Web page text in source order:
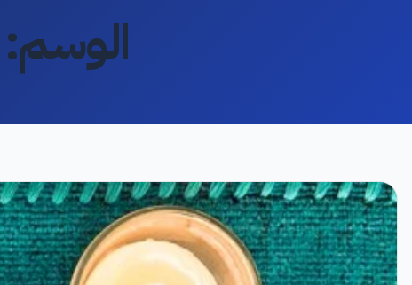
الوسم: